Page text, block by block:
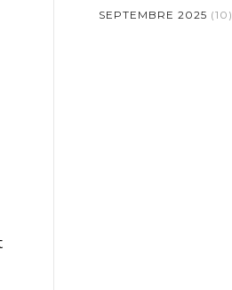
SEPTEMBRE 2025 (10)